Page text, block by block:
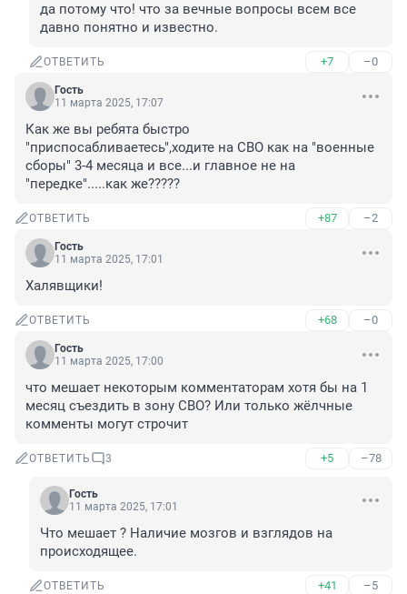
да потому что! что за вечные вопросы всем все
давно понятно и известно.
ОТВЕТИТЬ +7 –0
Гость
11 марта 2025, 17:07
Как же вы ребята быстро
"приспосабливаетесь",ходите на СВО как на "военные
сборы" 3-4 месяца и все...и главное не на
"передке".....как же?????
ОТВЕТИТЬ +87 –2
Гость
11 марта 2025, 17:01
Халявщики!
ОТВЕТИТЬ +68 –0
Гость
11 марта 2025, 17:00
что мешает некоторым комментаторам хотя бы на 1
месяц съездить в зону СВО? Или только жёлчные
комменты могут строчит
ОТВЕТИТЬ 3 +5 –78
Гость
11 марта 2025, 17:01
Что мешает ? Наличие мозгов и взглядов на
происходящее.
ОТВЕТИТЬ +41 –5